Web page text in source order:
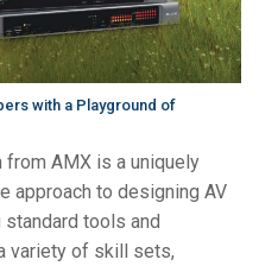
with a Playground of
from AMX is a uniquely
approach to designing AV
tools and
variety of skill sets,